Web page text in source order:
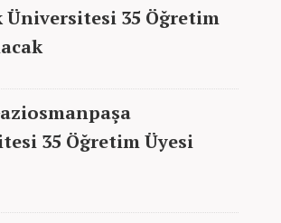
Üniversitesi 35 Öğretim
35 Öğretim Üyesi